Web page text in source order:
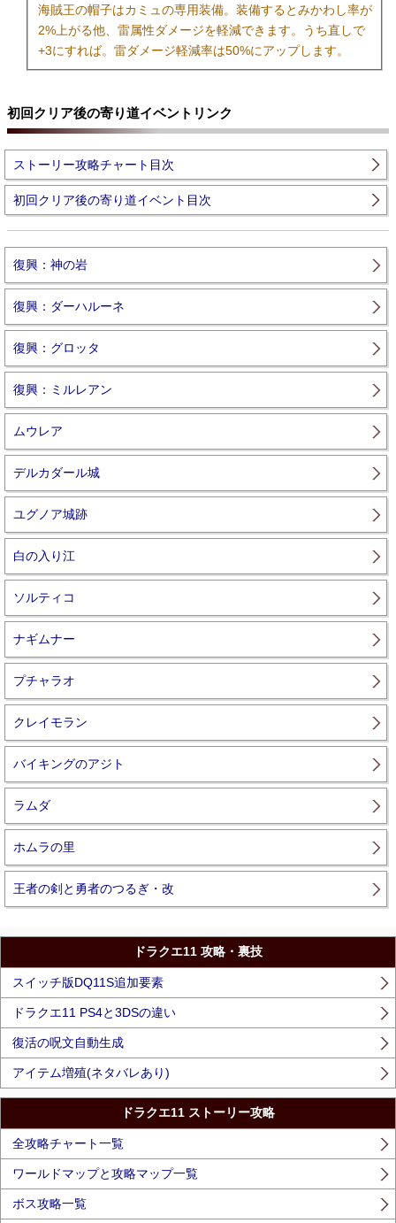
海賊王の帽子はカミュの専用装備。装備するとみかわし率が
2%上がる他、雷属性ダメージを軽減できます。うち直しで
+3にすれば。雷ダメージ軽減率は50%にアップします。
初回クリア後の寄り道イベントリンク
ストーリー攻略チャート目次
初回クリア後の寄り道イベント目次
復興：神の岩
復興：ダーハルーネ
復興：グロッタ
復興：ミルレアン
ムウレア
デルカダール城
ユグノア城跡
白の入り江
ソルティコ
ナギムナー
プチャラオ
クレイモラン
バイキングのアジト
ラムダ
ホムラの里
王者の剣と勇者のつるぎ・改
ドラクエ11 攻略・裏技
スイッチ版DQ11S追加要素
ドラクエ11 PS4と3DSの違い
復活の呪文自動生成
アイテム増殖(ネタバレあり)
ドラクエ11 ストーリー攻略
全攻略チャート一覧
ワールドマップと攻略マップ一覧
ボス攻略一覧